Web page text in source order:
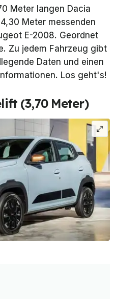
Meter langen Dacia
Meter messenden
E-2008. Geordnet
Zu jedem Fahrzeug gibt
Daten und einen
Los geht's!
(3,70 Meter)